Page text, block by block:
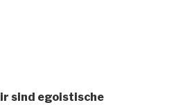
sind egoistische